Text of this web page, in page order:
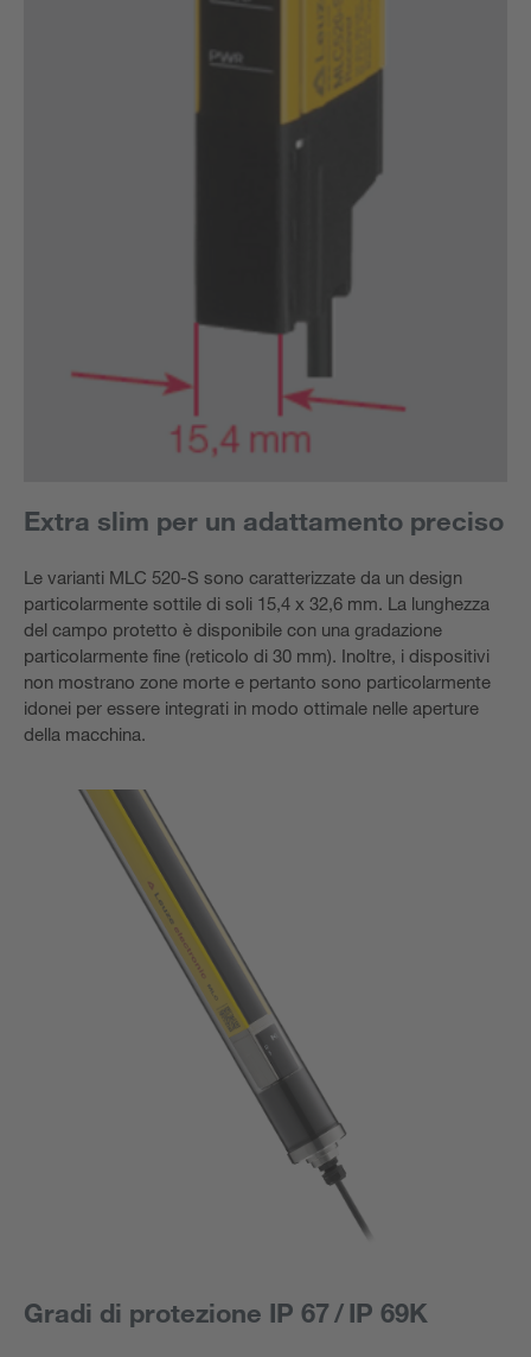
Extra slim per un adattamento preciso
Le varianti MLC 520-S sono caratterizzate da un design
particolarmente sottile di soli 15,4 x 32,6 mm. La lunghezza
del campo protetto è disponibile con una gradazione
particolarmente fine (reticolo di 30 mm). Inoltre, i dispositivi
non mostrano zone morte e pertanto sono particolarmente
idonei per essere integrati in modo ottimale nelle aperture
della macchina.
Gradi di protezione IP 67 / IP 69K